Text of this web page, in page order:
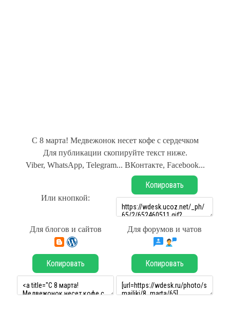
С 8 марта! Медвежонок несет кофе с сердечком
Для публикации скопируйте текст ниже.
Viber, WhatsApp, Telegram... ВКонтакте, Facebook...
Или кнопкой:
Копировать
Для блогов и сайтов Для форумов и чатов
Копировать Копировать